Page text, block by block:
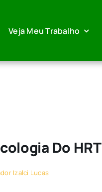
Veja Meu Trabalho
Do HRT
Izalci Lucas